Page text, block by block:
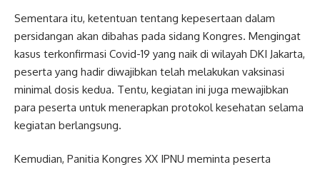
Sementara itu, ketentuan tentang kepesertaan dalam
persidangan akan dibahas pada sidang Kongres. Mengingat
kasus terkonfirmasi Covid-19 yang naik di wilayah DKI Jakarta,
peserta yang hadir diwajibkan telah melakukan vaksinasi
minimal dosis kedua. Tentu, kegiatan ini juga mewajibkan
para peserta untuk menerapkan protokol kesehatan selama
kegiatan berlangsung.
Kemudian, Panitia Kongres XX IPNU meminta peserta